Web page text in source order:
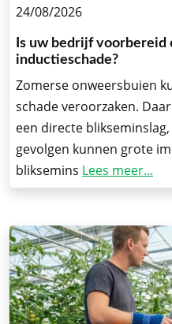
24/08/2026
Is uw bedrijf voorbereid
inductieschade?
Zomerse onweersbuien
schade veroorzaken.
een directe
gevolgen kunnen grote
bliksemins Lees meer...